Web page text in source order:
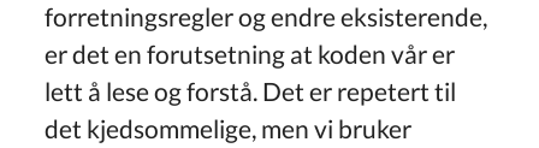
forretningsregler og endre eksisterende,
er det en forutsetning at koden vår er
lett å lese og forstå. Det er repetert til
det kjedsommelige, men vi bruker